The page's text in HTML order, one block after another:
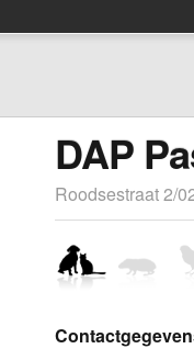
DAP
Roodsestraat 2/